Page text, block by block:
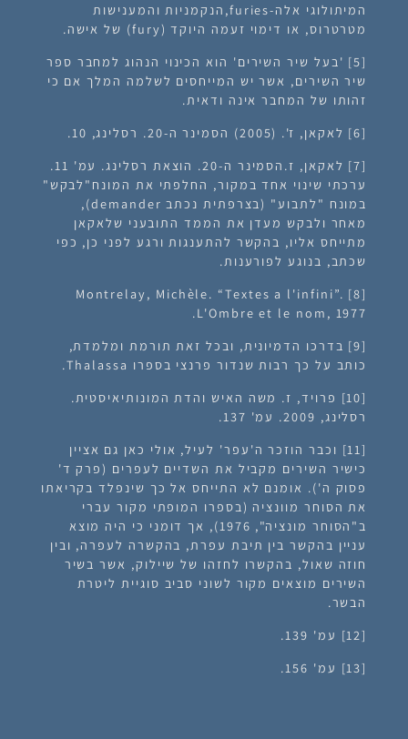
המיתולוגי אלה-furies,הנקמניות והמענישות
מטרטרוס, או דימוי זעמה היוקד (fury) של אישה.
[5]
'בעל שיר השירים' הוא הכינוי הנהוג למחבר ספר
שיר השירים, אשר יש המייחסים לשלמה המלך אם כי
זהותו של המחבר אינה ודאית.
[6]
לאקאן, ז'. (2005) הסמינר ה-20. רסלינג, 10.
[7]
לאקאן, ז.הסמינר ה-20. הוצאת רסלינג. עמ' 11.
ערכתי שינוי אחד במקור, החלפתי את המונח"לבקש"
במונח "לתבוע" (בצרפתית נכתב demander),
מאחר ולבקש מעדן את הממד התובעני שלאקאן
מתייחס אליו, בהקשר להתענגות ורגע לפני כן, כפי
שכתב, בנוגע לפורענות.
[8]
Montrelay, Michèle. “Textes a l'infini”.
L'Ombre et le nom, 1977.
[9]
בדרכו הדמיונית, ובכל זאת תורמת ומלמדת,
כותב על כך רבות שנדור פרנצי בספרו Thalassa.
[10]
פרויד, ז. משה האיש והדת המונותיאיסטית.
רסלינג, 2009. עמ' 137.
[11]
וכבר הוזכר ה'עפר' לעיל, אולי כאן גם אציין
כישיר השירים מקביל את השדיים לעפרים (פרק ד'
פסוק ה'). אומנם לא התייחס אל כך שינפלד בקריאתו
את הסוחר מוונציה (בספרו המופתי מקור עברי
ב"הסוחר מונציה", 1976), אך דומני כי היה מוצא
עניין בהקשר בין תיבת עפרת, בהקשרה לעפרה, ובין
חוזה שאול, בהקשרו לחזהו של שיילוק, אשר בשיר
השירים מוצאים מקור לשוני סביב סוגיית ליטרת
הבשר.
[12]
עמ' 139.
[13]
עמ' 156.